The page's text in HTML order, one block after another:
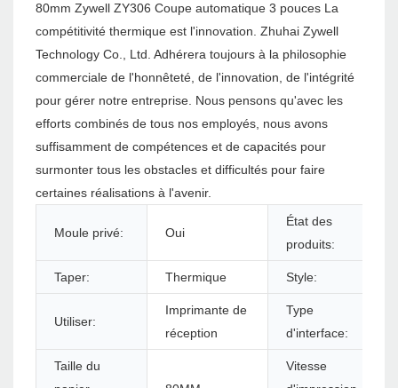
80mm Zywell ZY306 Coupe automatique 3 pouces La
compétitivité thermique est l'innovation. Zhuhai Zywell
Technology Co., Ltd. Adhérera toujours à la philosophie
commerciale de l'honnêteté, de l'innovation, de l'intégrité
pour gérer notre entreprise. Nous pensons qu'avec les
efforts combinés de tous nos employés, nous avons
suffisamment de compétences et de capacités pour
surmonter tous les obstacles et difficultés pour faire
certaines réalisations à l'avenir.
Moule privé: Oui
État des
produits:
Taper: Thermique Style:
Utiliser:
Imprimante de
réception
Type
d'interface:
Taille du
Vitesse